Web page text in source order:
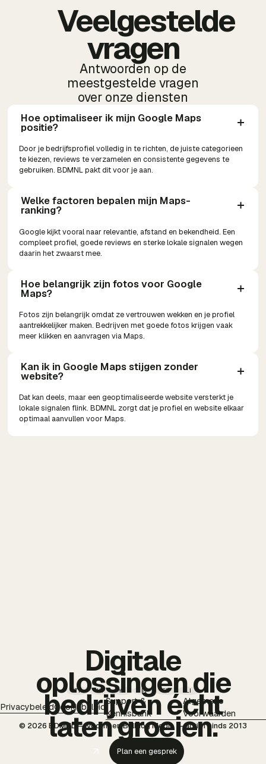
Veelgestelde
vragen
Antwoorden op de
meestgestelde vragen
over onze diensten
Hoe optimaliseer ik mijn Google Maps
positie?
Door je bedrijfsprofiel volledig in te richten, de juiste categorieen
te kiezen, reviews te verzamelen en consistente gegevens te
gebruiken. BDMNL pakt dit voor je aan.
Welke factoren bepalen mijn Maps-
ranking?
Google kijkt vooral naar relevantie, afstand en bekendheid. Een
compleet profiel, goede reviews en sterke lokale signalen wegen
daarin het zwaarst mee.
Hoe belangrijk zijn fotos voor Google
Maps?
Fotos zijn belangrijk omdat ze vertrouwen wekken en je profiel
aantrekkelijker maken. Bedrijven met goede fotos krijgen vaak
meer klikken en aanvragen via Maps.
Kan ik in Google Maps stijgen zonder
website?
Dat kan deels, maar een geoptimaliseerde website versterkt je
lokale signalen flink. BDMNL zorgt dat je profiel en website elkaar
optimaal aanvullen voor Maps.
TT IG YT PI FB LI
PrivacybeleidCookiebeleid
Support &
Kennisbank
Algemene
Voorwaarden
© 2026 BDMNL — voorheen Bulldog Media — actief sinds 2013
Digitale
oplossingen die
bedrijven écht
laten groeien.
Plan een gesprek